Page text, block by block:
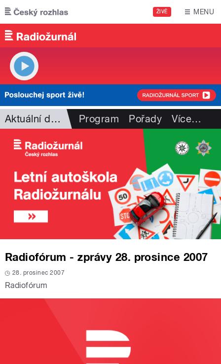
Přejít k hlavnímu obsahu
ŽIVĚ MENU
Aktuální dění Program Pořady Více…
Radiofórum - zprávy 28. prosince 2007
28. prosinec 2007
Radiofórum